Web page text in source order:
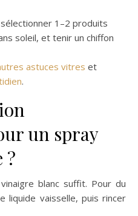
1–2 produits
soleil, et tenir un chiffon
astuces vitres et
.
un spray
?
blanc suffit. Pour du
liquide vaisselle, puis rincer